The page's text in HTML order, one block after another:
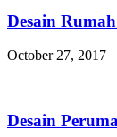
Desain
October 27, 2017
Desain